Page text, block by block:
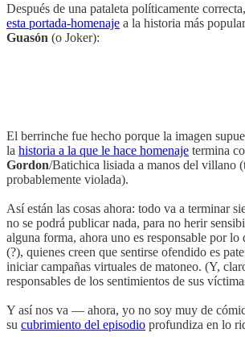
Después de una pataleta políticamente correcta,
esta portada-homenaje a la historia más
Guasón (o Joker):
El berrinche fue hecho porque la imagen
la historia a la que le hace homenaje termina
Gordon/Batichica lisiada a manos del villano
probablemente violada).
Así están las cosas ahora: todo va a terminar
no se podrá publicar nada, para no herir
alguna forma, ahora uno es responsable por lo
(?), quienes creen que sentirse ofendido es
iniciar campañas virtuales de matoneo. (Y,
responsables de los sentimientos de sus
Y así nos va — ahora, yo no soy muy de
su cubrimiento del episodio profundiza en lo